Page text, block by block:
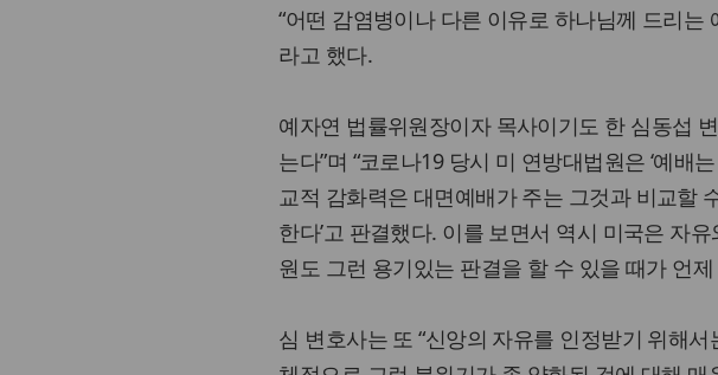
“어떤 감염병이나 다른 이유로 하나님께 드리는
라고 했다.
예자연 법률위원장이자 목사이기도 한 심동섭
는다”며 “코로나19 당시 미 연방대법원은 ‘예
교적 감화력은 대면예배가 주는 그것과 비교할
한다’고 판결했다. 이를 보면서 역시 미국은 자
원도 그런 용기있는 판결을 할 수 있을 때가 언
심 변호사는 또 “신앙의 자유를 인정받기 위해